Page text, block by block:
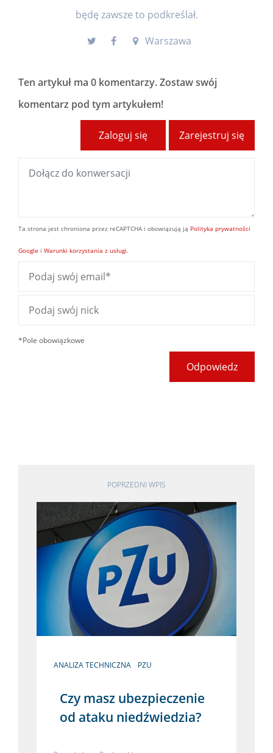
będę zawsze to podkreślał.
Warszawa
Ten artykuł ma 0 komentarzy. Zostaw swój
komentarz pod tym artykułem!
Zarejestruj się
Zaloguj się
Ta strona jest chroniona przez reCAPTCHA i obowiązują ją Polityka prywatności
Google i Warunki korzystania z usługi.
*Pole obowiązkowe
Odpowiedz
POPRZEDNI WPIS
ANALIZA TECHNICZNA PZU
Czy masz ubezpieczenie
od ataku niedźwiedzia?